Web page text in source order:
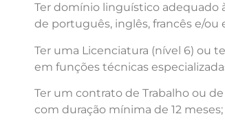
Ter domínio linguístico adequado
de português, inglês, francês e/ou
Ter uma Licenciatura (nível 6) ou
em funções técnicas
Ter um contrato de Trabalho ou
com duração mínima de 12 meses;